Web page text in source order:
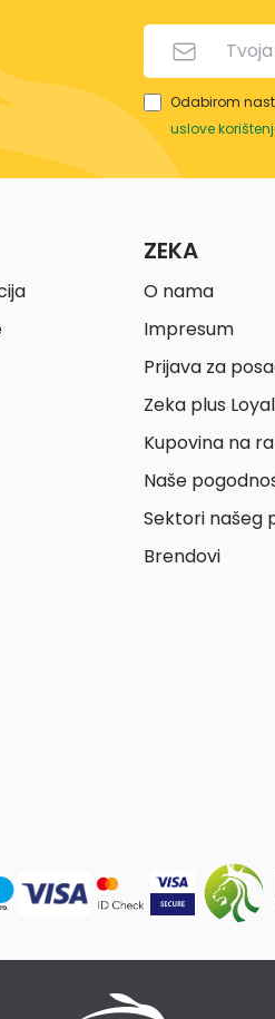
Odabirom
uslove
ZEKA
O nama
Impresum
Prijava za
Zeka plus
Kupovina na
Naše
Sektori našeg
Brendovi